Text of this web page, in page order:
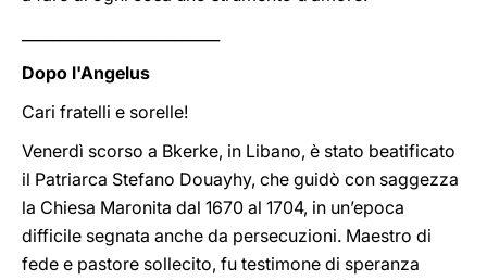
Dopo l'Angelus
Cari fratelli e sorelle!
Venerdì scorso a Bkerke, in Libano, è stato beatificato
il Patriarca Stefano Douayhy, che guidò con saggezza
la Chiesa Maronita dal 1670 al 1704, in un’epoca
difficile segnata anche da persecuzioni. Maestro di
fede e pastore sollecito, fu testimone di speranza